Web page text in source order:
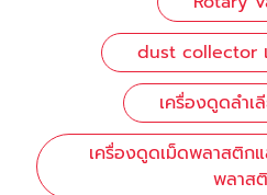
dust collector
เครื่องดูดลำเ
เครื่องดูดเม็ดพลาสติกแ
พลาส